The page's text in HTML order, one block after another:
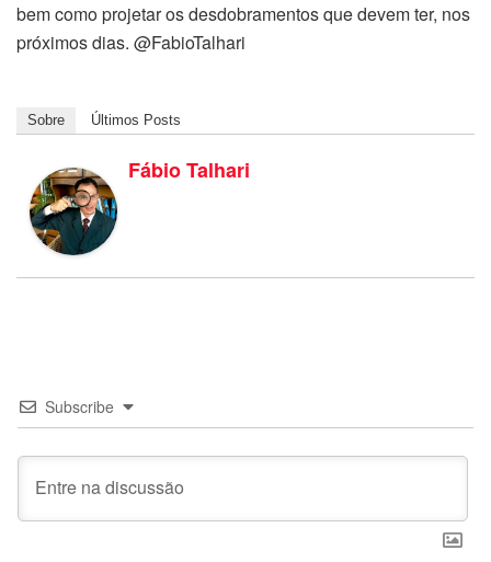
bem como projetar os desdobramentos que devem ter, nos
próximos dias. @FabioTalhari
Sobre Últimos Posts
Fábio Talhari
Subscribe